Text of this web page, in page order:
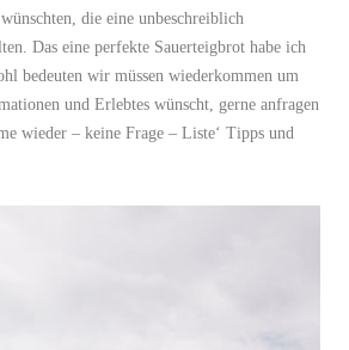
die eine unbeschreiblich
Das eine perfekte Sauerteigbrot habe ich
bedeuten wir müssen wiederkommen um
und Erlebtes wünscht, gerne anfragen
wieder – keine Frage – Liste‘ Tipps und